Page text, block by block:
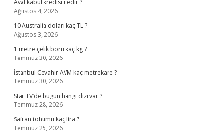
Aval kabul kredisi nedir ?
Ağustos 4, 2026
10 Australia doları kaç TL ?
Ağustos 3, 2026
1 metre çelik boru kaç kg ?
Temmuz 30, 2026
İstanbul Cevahir AVM kaç metrekare ?
Temmuz 30, 2026
Star TV’de bugün hangi dizi var ?
Temmuz 28, 2026
Safran tohumu kaç lira ?
Temmuz 25, 2026